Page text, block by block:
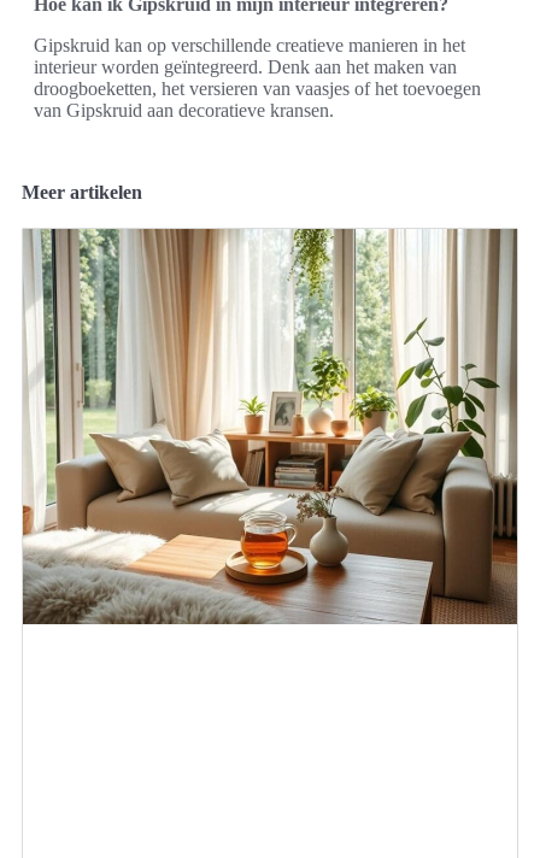
Hoe kan ik Gipskruid in mijn interieur integreren?
Gipskruid kan op verschillende creatieve manieren in het
interieur worden geïntegreerd. Denk aan het maken van
droogboeketten, het versieren van vaasjes of het toevoegen
van Gipskruid aan decoratieve kransen.
Meer artikelen